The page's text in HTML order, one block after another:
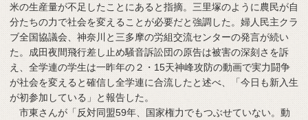
米の生産量が不足したことにあると指摘。三里塚のように農民が自
分たちの力で社会を変えることが必要だと強調した。婦人民主クラ
ブ全国協議会、神奈川と三多摩の労組交流センターの発言が続い
た。成田夜間飛行差し止め騒音訴訟団の原告は被害の深刻さを訴
え、全学連の学生は一昨年の２・15天神峰攻防の動画で実力闘争
が社会を変えると確信し全学連に合流したと述べ、「今日も新入生
が初参加している」と報告した。
市東さんが「反対同盟59年、国家権力でもつぶせていない。動